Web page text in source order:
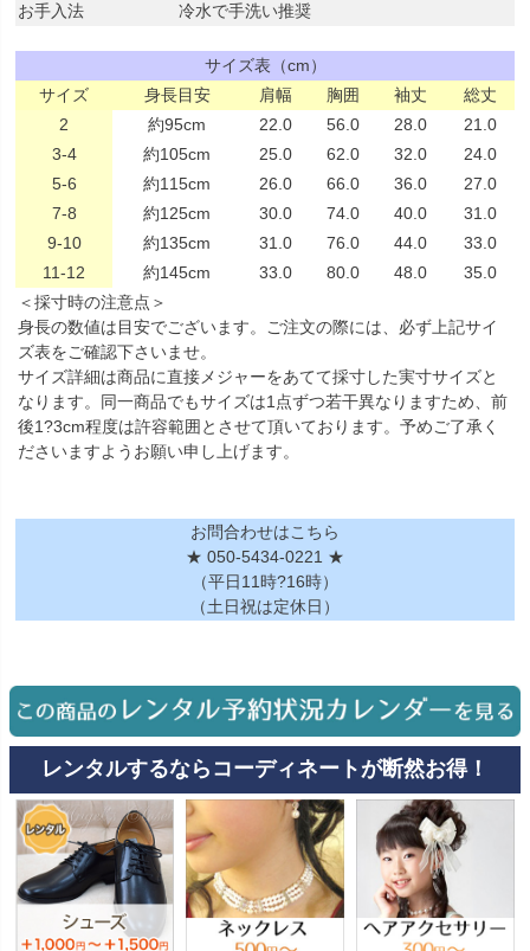
お手入法
冷水で手洗い推奨
サイズ表（cm）
サイズ
身長目安 肩幅 胸囲 袖丈
総丈
2
約95cm 22.0 56.0 28.0
21.0
3-4
約105cm 25.0 62.0 32.0
24.0
5-6
約115cm 26.0 66.0 36.0
27.0
7-8
約125cm 30.0 74.0 40.0
31.0
9-10
約135cm 31.0 76.0 44.0
33.0
11-12
約145cm 33.0 80.0 48.0
35.0
＜採寸時の注意点＞
身長の数値は目安でございます。ご注文の際には、必ず上記サイ
ズ表をご確認下さいませ。
サイズ詳細は商品に直接メジャーをあてて採寸した実寸サイズと
なります。同一商品でもサイズは1点ずつ若干異なりますため、前
後1?3cm程度は許容範囲とさせて頂いております。予めご了承く
ださいますようお願い申し上げます。
お問合わせはこちら
★ 050-5434-0221 ★
（平日11時?16時）
（土日祝は定休日）
レンタルするならコーディネートが断然お得！